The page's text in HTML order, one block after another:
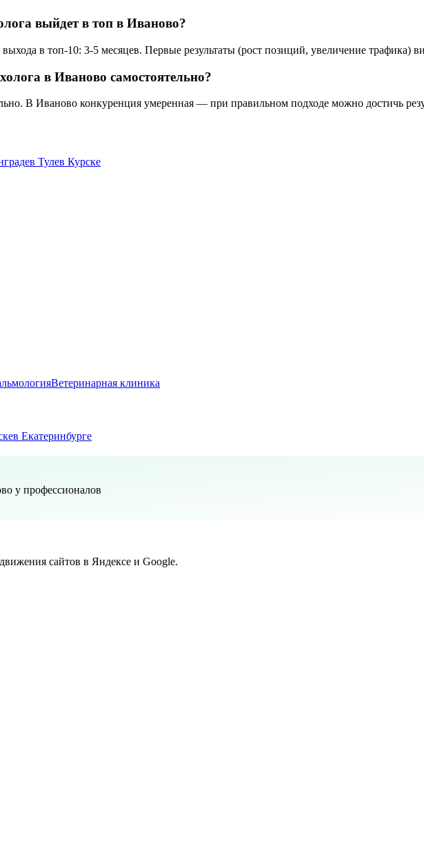
выйдет в топ в Иваново?
в топ-10: 3-5 месяцев. Первые результаты (рост позиций, увеличение трафика)
в Иваново самостоятельно?
В Иваново конкуренция умеренная — при правильном подходе можно достичь
в Тулев Курске
Ветеринарная клиника
в Екатеринбурге
у профессионалов
сайтов в Яндексе и Google.